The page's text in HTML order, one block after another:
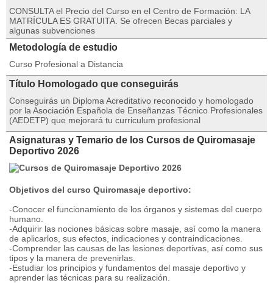
CONSULTA el Precio del Curso en el Centro de Formación: LA
MATRÍCULA ES GRATUITA. Se ofrecen Becas parciales y
algunas subvenciones
Metodología de estudio
Curso Profesional a Distancia
Título Homologado que conseguirás
Conseguirás un Diploma Acreditativo reconocido y homologado
por la Asociación Española de Enseñanzas Técnico Profesionales
(AEDETP) que mejorará tu curriculum profesional
Asignaturas y Temario de los Cursos de Quiromasaje
Deportivo 2026
Objetivos del curso Quiromasaje deportivo:
-Conocer el funcionamiento de los órganos y sistemas del cuerpo
humano.
-Adquirir las nociones básicas sobre masaje, así como la manera
de aplicarlos, sus efectos, indicaciones y contraindicaciones.
-Comprender las causas de las lesiones deportivas, así como sus
tipos y la manera de prevenirlas.
-Estudiar los principios y fundamentos del masaje deportivo y
aprender las técnicas para su realización.